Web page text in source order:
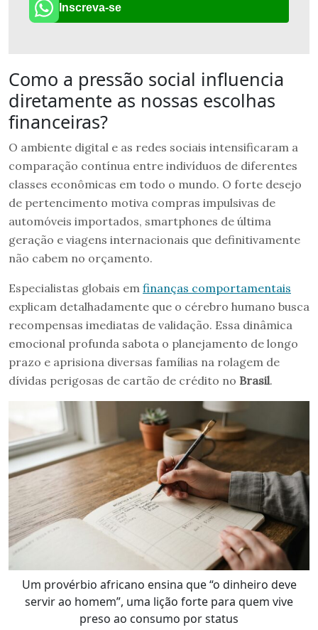
Inscreva-se
Como a pressão social influencia
diretamente as nossas escolhas
financeiras?
O ambiente digital e as redes sociais intensificaram a
comparação contínua entre indivíduos de diferentes
classes econômicas em todo o mundo. O forte desejo
de pertencimento motiva compras impulsivas de
automóveis importados, smartphones de última
geração e viagens internacionais que definitivamente
não cabem no orçamento.
Especialistas globais em finanças comportamentais
explicam detalhadamente que o cérebro humano busca
recompensas imediatas de validação. Essa dinâmica
emocional profunda sabota o planejamento de longo
prazo e aprisiona diversas famílias na rolagem de
dívidas perigosas de cartão de crédito no Brasil.
Um provérbio africano ensina que “o dinheiro deve
servir ao homem”, uma lição forte para quem vive
preso ao consumo por status